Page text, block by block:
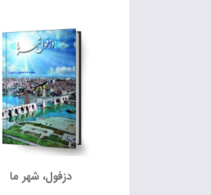
دزفول، شهر ما